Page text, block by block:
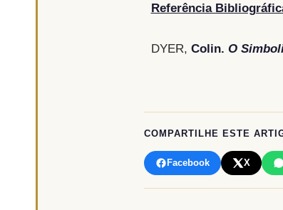
Referência
DYER, Colin. O
COMPARTILHE ESTE
Facebook X